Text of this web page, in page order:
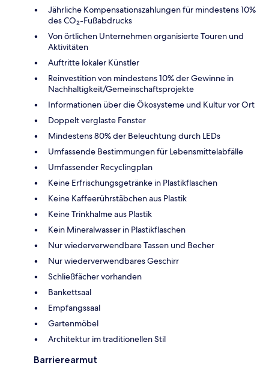
Jährliche Kompensationszahlungen für mindestens 10%
des CO₂-Fußabdrucks
Von örtlichen Unternehmen organisierte Touren und
Aktivitäten
Auftritte lokaler Künstler
Reinvestition von mindestens 10% der Gewinne in
Nachhaltigkeit/Gemeinschaftsprojekte
Informationen über die Ökosysteme und Kultur vor Ort
Doppelt verglaste Fenster
Mindestens 80% der Beleuchtung durch LEDs
Umfassende Bestimmungen für Lebensmittelabfälle
Umfassender Recyclingplan
Keine Erfrischungsgetränke in Plastikflaschen
Keine Kaffeerührstäbchen aus Plastik
Keine Trinkhalme aus Plastik
Kein Mineralwasser in Plastikflaschen
Nur wiederverwendbare Tassen und Becher
Nur wiederverwendbares Geschirr
Schließfächer vorhanden
Bankettsaal
Empfangssaal
Gartenmöbel
Architektur im traditionellen Stil
Barrierearmut